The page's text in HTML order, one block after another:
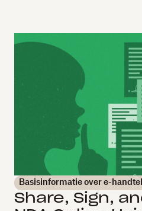
Basisinformatie over e-
Share, Sign,